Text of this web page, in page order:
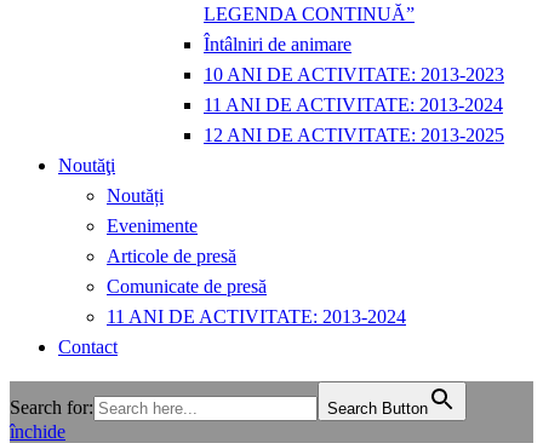
LEGENDA CONTINUĂ”
Întâlniri de animare
10 ANI DE ACTIVITATE: 2013-2023
11 ANI DE ACTIVITATE: 2013-2024
12 ANI DE ACTIVITATE: 2013-2025
Noutăţi
Noutăți
Evenimente
Articole de presă
Comunicate de presă
11 ANI DE ACTIVITATE: 2013-2024
Contact
Search for: Search Button
închide